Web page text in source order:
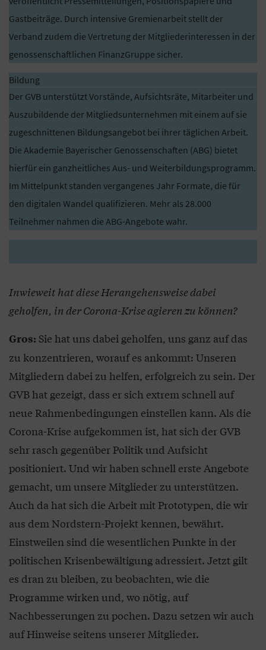
Gastbeiträge. Durch intensive Gremienarbeit stellt der
Verband zudem die Vertretung der Mitgliederinteressen in der
genossenschaftlichen FinanzGruppe sicher.
Bildung
Der GVB unterstützt Vorstände, Aufsichtsräte, Mitarbeiter und
Auszubildende der Mitgliedsunternehmen mit einem auf sie
zugeschnittenen Bildungsangebot bei ihrer täglichen Arbeit.
Die Akademie Bayerischer Genossenschaften (ABG) bietet
hierfür ein ganzheitliches Aus- und Weiterbildungsprogramm.
Im Mittelpunkt standen vergangenes Jahr Formate, die für
den digitalen Wandel qualifizieren. Mehr als 28.000
Teilnehmer nahmen die ABG-Angebote wahr.
Inwieweit hat diese Herangehensweise dabei
geholfen, in der Corona-Krise agieren zu können?
Gros: Sie hat uns dabei geholfen, uns ganz auf das
zu konzentrieren, worauf es ankommt: Unseren
Mitgliedern dabei zu helfen, erfolgreich zu sein. Der
GVB hat gezeigt, dass er sich extrem schnell auf
neue Rahmenbedingungen einstellen kann. Als die
Corona-Krise aufgekommen ist, hat sich der GVB
sehr rasch gegenüber Politik und Aufsicht
positioniert. Und wir haben schnell erste Angebote
gemacht, um unsere Mitglieder zu unterstützen.
Auch da hat sich die Arbeit mit Prototypen, die wir
aus dem Nordstern-Projekt kennen, bewährt.
Einstweilen sind die wesentlichen Punkte in der
politischen Krisenbewältigung adressiert. Jetzt gilt
es dran zu bleiben, zu beobachten, wie die
Programme wirken und, wo nötig, auf
Nachbesserungen zu pochen. Dazu setzen wir auch
auf Hinweise seitens unserer Mitglieder.